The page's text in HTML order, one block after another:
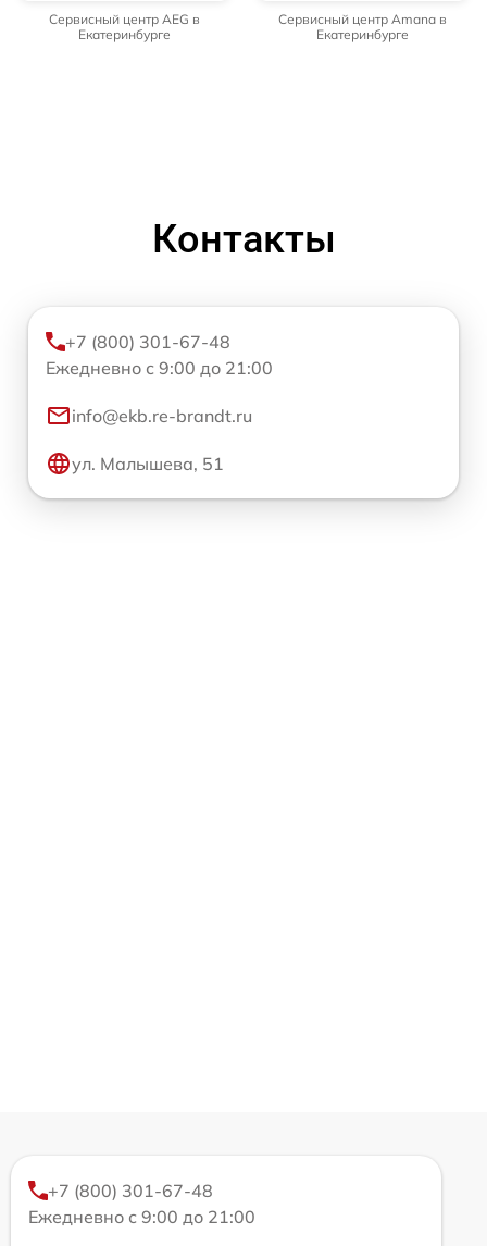
Сервисный центр AEG в
Екатеринбурге
Сервисный центр Amana в
Екатеринбурге
Контакты
+7 (800) 301-67-48
Ежедневно с 9:00 до 21:00
info@ekb.re-brandt.ru
ул. Малышева, 51
+7 (800) 301-67-48
Ежедневно с 9:00 до 21:00